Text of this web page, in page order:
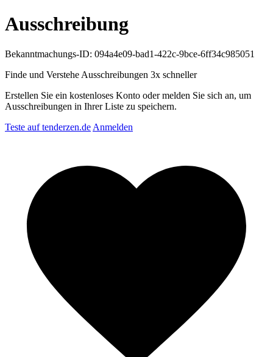
Ausschreibung
Bekanntmachungs-ID: 094a4e09-bad1-422c-9bce-6ff34c985051
Finde und Verstehe Ausschreibungen 3x schneller
Erstellen Sie ein kostenloses Konto oder melden Sie sich an, um
Ausschreibungen in Ihrer Liste zu speichern.
Teste auf tenderzen.de Anmelden